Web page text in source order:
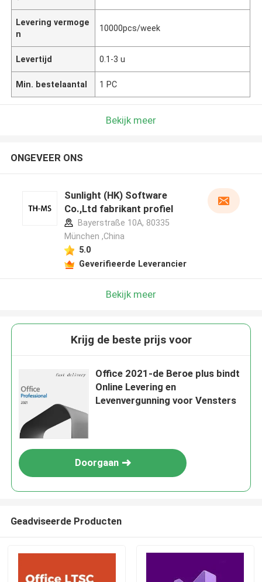
Levering vermoge
n
10000pcs/week
Levertijd 0.1-3 u
Min. bestelaantal 1 PC
Bekijk meer
ONGEVEER ONS
Sunlight (HK) Software
Co.,Ltd fabrikant profiel
Bayerstraße 10A, 80335
München ,China
5.0
Geverifieerde Leverancier
Bekijk meer
Krijg de beste prijs voor
Office 2021-de Beroe plus bindt
Online Levering en
Levenvergunning voor Vensters
Doorgaan
Geadviseerde Producten